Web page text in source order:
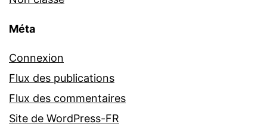
Méta
Connexion
Flux des publications
Flux des commentaires
Site de WordPress-FR